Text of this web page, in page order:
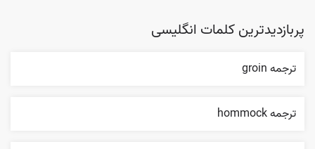
پربازدیدترین کلمات انگلیسی
ترجمه groin
ترجمه hommock